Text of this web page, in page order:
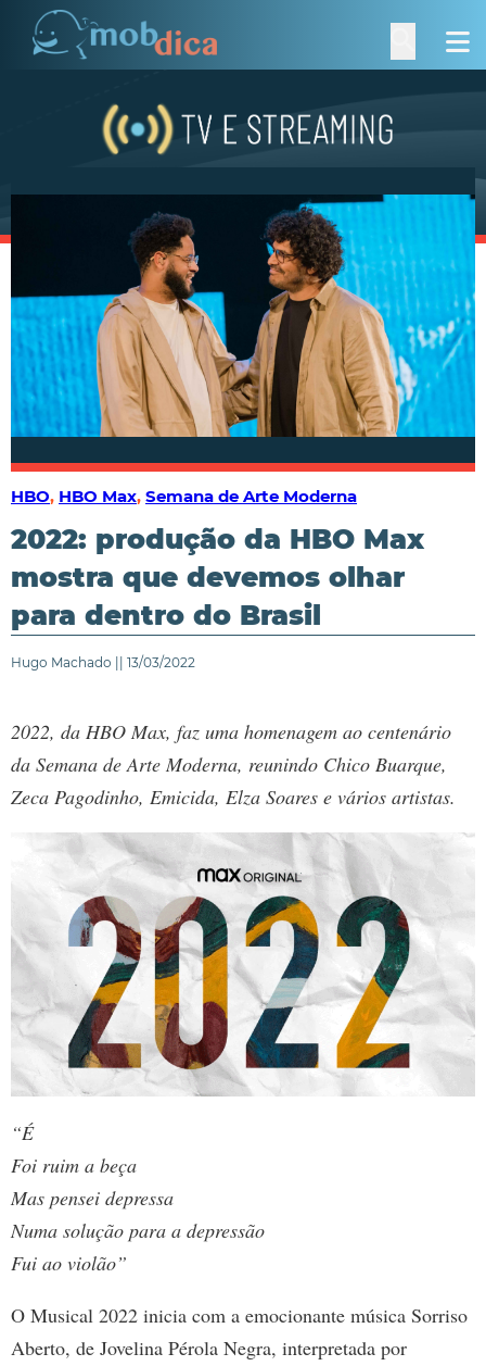
HBO, HBO Max, Semana de Arte Moderna
2022: produção da HBO Max
mostra que devemos olhar
para dentro do Brasil
Hugo Machado || 13/03/2022
2022, da HBO Max, faz uma homenagem ao centenário
da Semana de Arte Moderna, reunindo Chico Buarque,
Zeca Pagodinho, Emicida, Elza Soares e vários artistas.
“É
Foi ruim a beça
Mas pensei depressa
Numa solução para a depressão
Fui ao violão”
O Musical 2022 inicia com a emocionante música Sorriso
Aberto, de Jovelina Pérola Negra, interpretada por